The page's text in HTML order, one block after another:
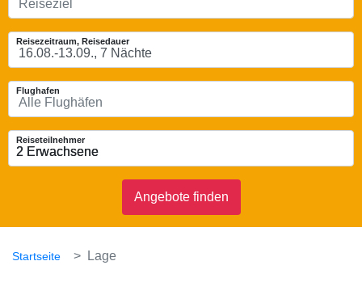
Reisezeitraum, Reisedauer
Flughafen
Reiseteilnehmer
2 Erwachsene
2 Erwachsene
Angebote finden
Startseite Lage